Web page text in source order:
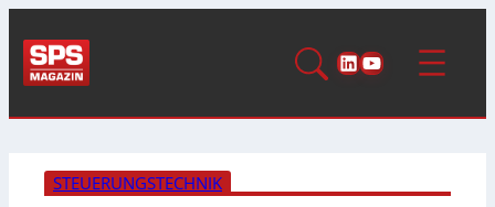
LinkedIn
YouTube
STEUERUNGSTECHNIK